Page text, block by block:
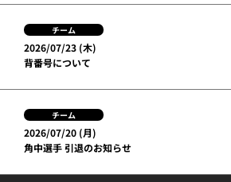
チーム
2026/07/23 (木)
背番号について
チーム
2026/07/20 (月)
角中選手 引退のお知らせ